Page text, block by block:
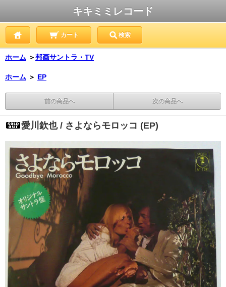
キキミミレコード
カート 検索
ホーム ＞邦画サントラ・TV
ホーム ＞ EP
前の商品へ 次の商品へ
愛川欽也 / さよならモロッコ (EP)